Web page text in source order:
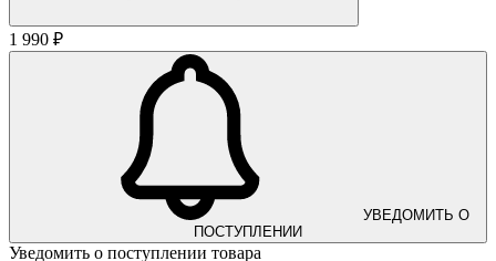
1 990 ₽
УВЕДОМИТЬ О
ПОСТУПЛЕНИИ
Уведомить о поступлении товара